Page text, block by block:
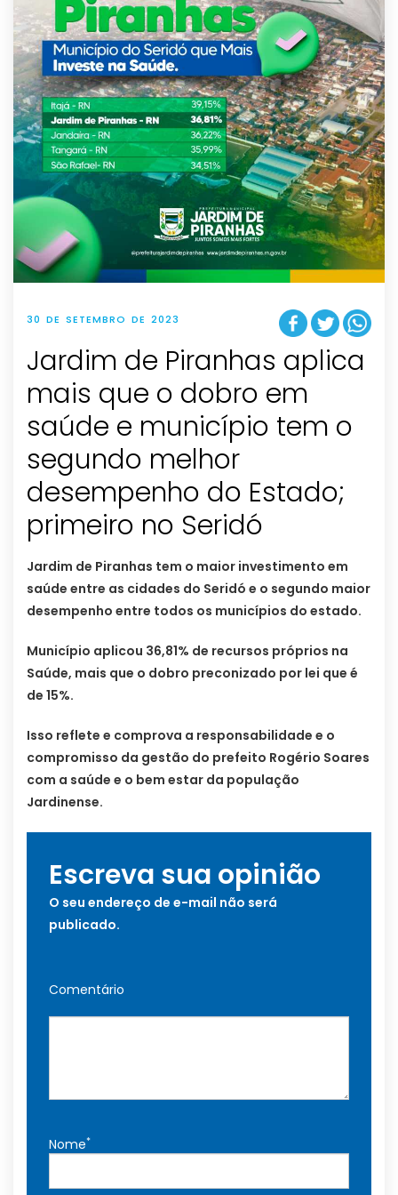
30 DE SETEMBRO DE 2023
Jardim de Piranhas aplica
mais que o dobro em
saúde e município tem o
segundo melhor
desempenho do Estado;
primeiro no Seridó
Jardim de Piranhas tem o maior investimento em
saúde entre as cidades do Seridó e o segundo maior
desempenho entre todos os municípios do estado.
Município aplicou 36,81% de recursos próprios na
Saúde, mais que o dobro preconizado por lei que é
de 15%.
Isso reflete e comprova a responsabilidade e o
compromisso da gestão do prefeito Rogério Soares
com a saúde e o bem estar da população
Jardinense.
Escreva sua opinião
O seu endereço de e-mail não será
publicado.
Comentário
Nome*